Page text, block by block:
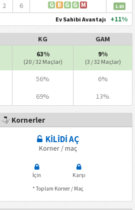
2 6 G B G G M 1.63
Ev Sahibi Avantajı +11%
KG GAM
63%
(20 / 32 Maçlar)
9%
(3 / 32 Maçlar)
56% 6%
69% 13%
Kornerler
KİLİDİ AÇ
Korner / maç
İçin
Karşı
* Toplam Korner / Maç